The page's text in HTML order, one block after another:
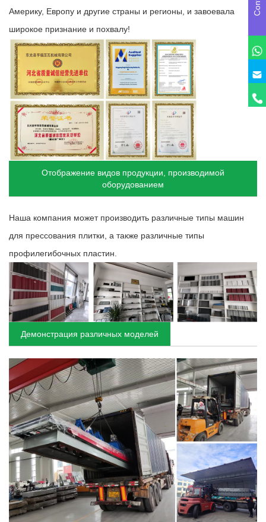
Америку, Европу и другие страны и регионы, и завоевала
широкое признание и похвалу!
Отображение видов продукции, производимой
оборудованием
Наша компания может производить различные типы машин
для прессования плитки, а также различные типы
профилегибочных пластин.
Демонстрация различных моделей